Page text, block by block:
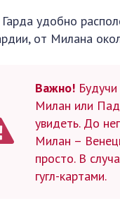
удобно
от Милана
Важно!
Милан или
увидеть. До
Милан –
просто. В
гугл-картами.